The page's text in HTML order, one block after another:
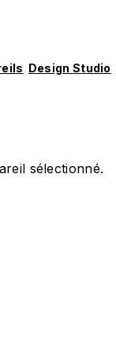
Design Studio
sélectionné.